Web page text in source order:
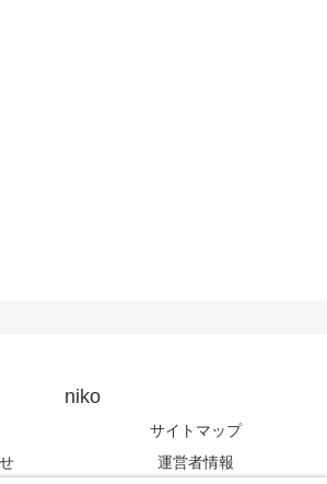
niko
サイトマップ
運営者情報